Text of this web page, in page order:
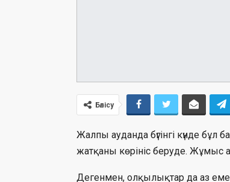
Бөлісу
Жалпы ауданда бүгінгі күнде бұл
жатқаны көрініс беруде. Жұмыс
Дегенмен, олқылықтар да аз